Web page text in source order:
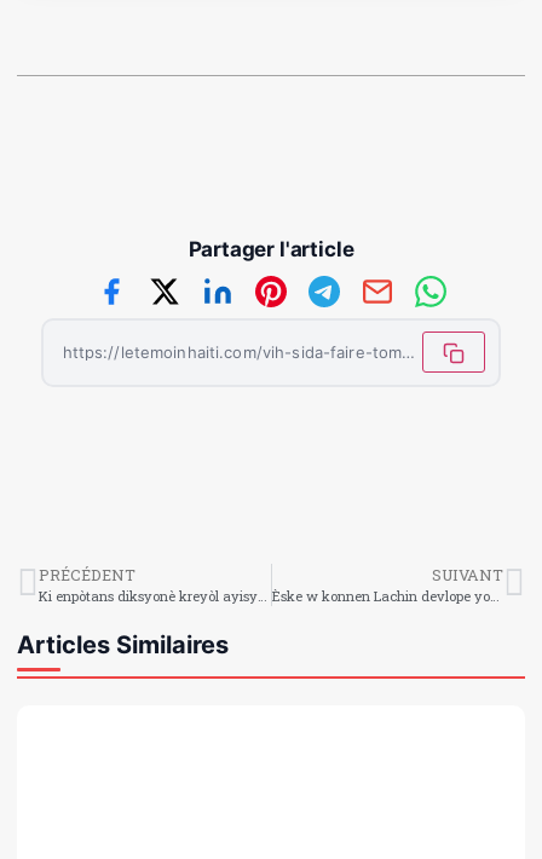
Partager l'article
https://letemoinhaiti.com/vih-sida-faire-tomber-les-murs-du-silence-et-des-idees-recues/
PRÉCÉDENT SUIVANT
Èske w konnen Lachin devlope yon ‘soley atifisyèl’ ki pi cho pase solèy natirèl la ?
Articles Similaires